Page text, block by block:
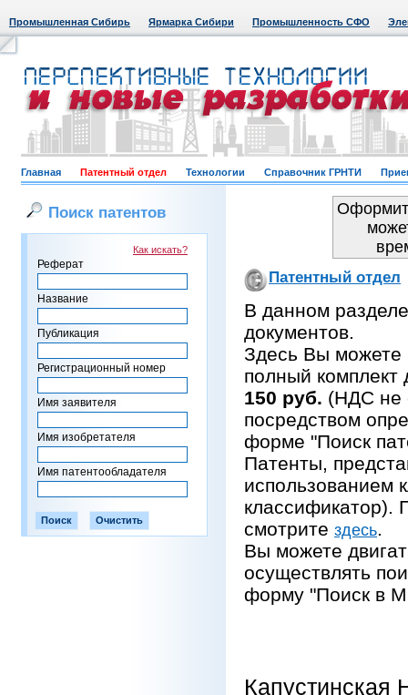
Промышленная Сибирь Ярмарка Сибири Промышленность СФО
Главная Патентный отдел Технологии Справочник ГРНТИ
Поиск патентов
Как искать?
Реферат
Название
Публикация
Регистрационный номер
Имя заявителя
Имя изобретателя
Имя патентообладателя
Патентный отдел
В данном
документов.
Здесь Вы можете
полный комплект
150 руб. (НДС не
посредством
форме "Поиск
Патенты,
использованием
классификатор).
смотрите здесь.
Вы можете
осуществлять
форму "Поиск в
Капустинская